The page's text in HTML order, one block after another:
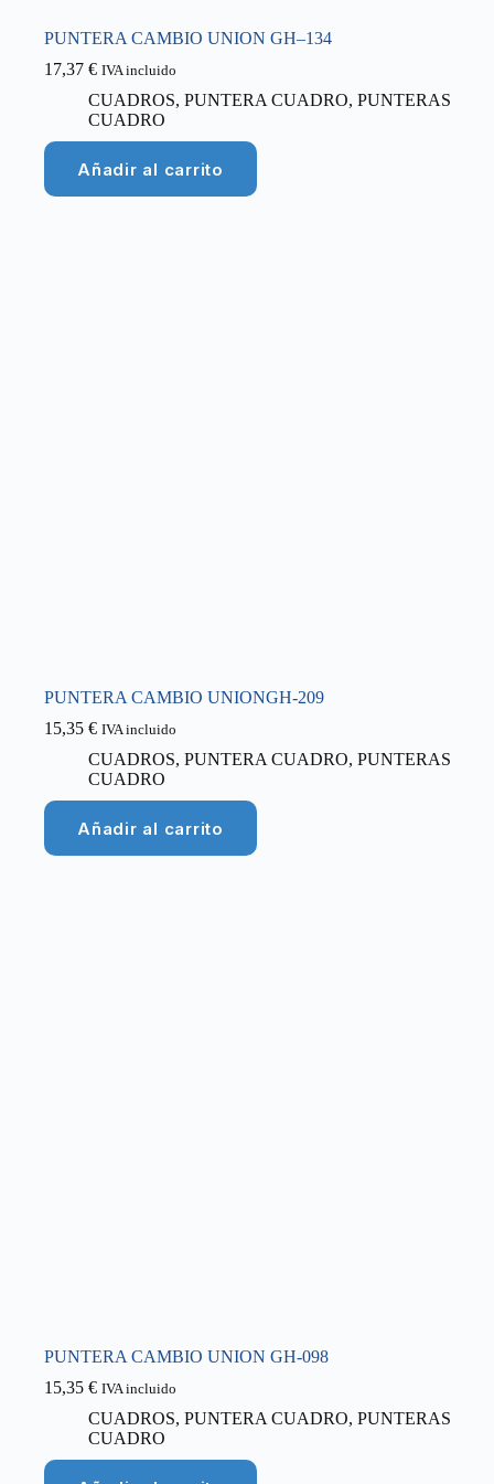
PUNTERA CAMBIO UNION GH–134
17,37 € IVA incluido
CUADROS, PUNTERA CUADRO, PUNTERAS
CUADRO
Añadir al carrito
PUNTERA CAMBIO UNIONGH-209
15,35 € IVA incluido
CUADROS, PUNTERA CUADRO, PUNTERAS
CUADRO
Añadir al carrito
PUNTERA CAMBIO UNION GH-098
15,35 € IVA incluido
CUADROS, PUNTERA CUADRO, PUNTERAS
CUADRO